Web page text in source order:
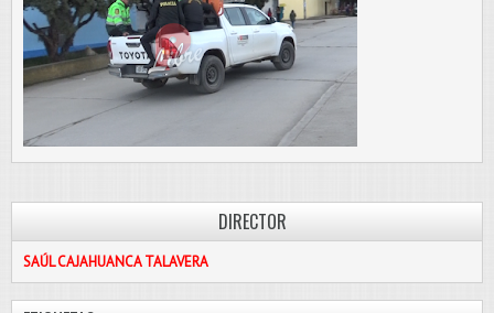
DIRECTOR
SAÚL CAJAHUANCA TALAVERA